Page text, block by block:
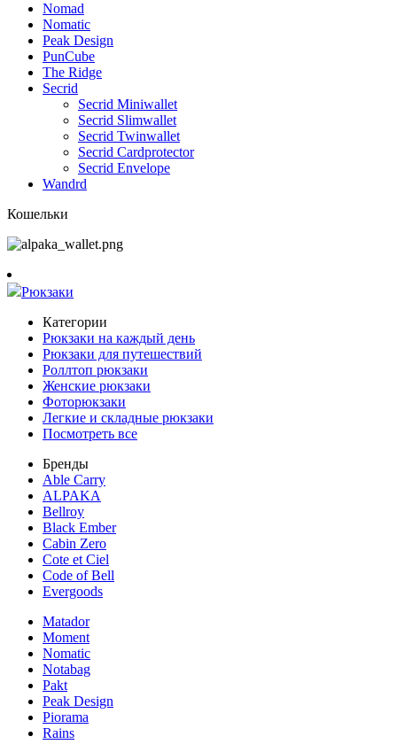
Nomad
Nomatic
Peak Design
PunCube
The Ridge
Secrid
Secrid Miniwallet
Secrid Slimwallet
Secrid Twinwallet
Secrid Cardprotector
Secrid Envelope
Wandrd
Кошельки
Рюкзаки
Категории
Рюкзаки на каждый день
Рюкзаки для путешествий
Роллтоп рюкзаки
Женские рюкзаки
Фоторюкзаки
Легкие и складные рюкзаки
Посмотреть все
Бренды
Able Carry
ALPAKA
Bellroy
Black Ember
Cabin Zero
Cote et Ciel
Code of Bell
Evergoods
Matador
Moment
Nomatic
Notabag
Pakt
Peak Design
Piorama
Rains